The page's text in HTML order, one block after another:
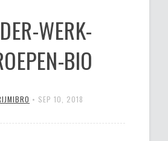
WERK-
BIO
• SEP 10, 2018